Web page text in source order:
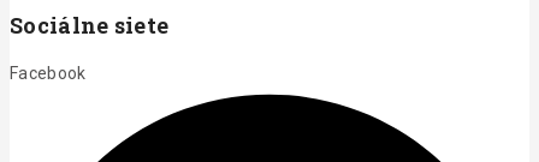
Zásady používania súborov cookie
Sociálne siete
Facebook